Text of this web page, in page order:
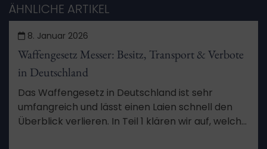
ÄHNLICHE ARTIKEL
8. Januar 2026
Waffengesetz Messer: Besitz, Transport & Verbote
in Deutschland
Das Waffengesetz in Deutschland ist sehr
umfangreich und lässt einen Laien schnell den
Überblick verlieren. In Teil 1 klären wir auf, welche